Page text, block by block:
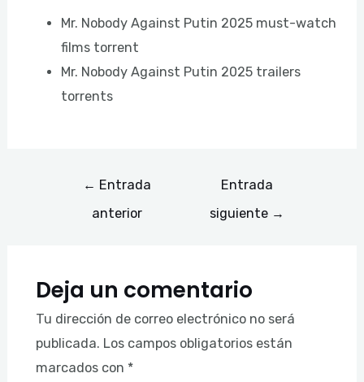
Mr. Nobody Against Putin 2025 must-watch
films torrent
Mr. Nobody Against Putin 2025 trailers
torrents
← Entrada
anterior
Entrada
siguiente →
Deja un comentario
Tu dirección de correo electrónico no será
publicada. Los campos obligatorios están
marcados con *